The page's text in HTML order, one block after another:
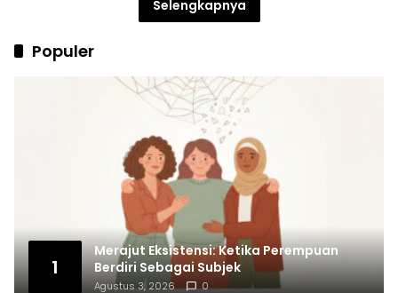
Selengkapnya
Populer
1
Merajut Eksistensi: Ketika Perempuan
Berdiri Sebagai Subjek
Agustus 3, 2026 0